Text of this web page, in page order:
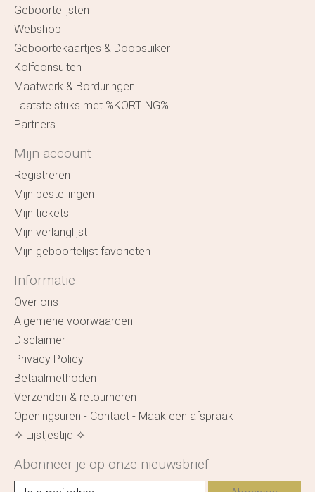
Geboortelijsten
Webshop
Geboortekaartjes & Doopsuiker
Kolfconsulten
Maatwerk & Borduringen
Laatste stuks met %KORTING%
Partners
Mijn account
Registreren
Mijn bestellingen
Mijn tickets
Mijn verlanglijst
Mijn geboortelijst favorieten
Informatie
Over ons
Algemene voorwaarden
Disclaimer
Privacy Policy
Betaalmethoden
Verzenden & retourneren
Openingsuren - Contact - Maak een afspraak
✧ Lijstjestijd ✧
Abonneer je op onze nieuwsbrief